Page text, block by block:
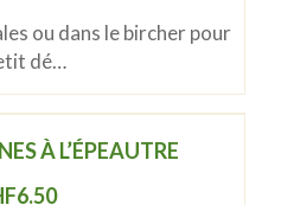
ou dans le bircher pour
dé…
À L’ÉPEAUTRE
6.50